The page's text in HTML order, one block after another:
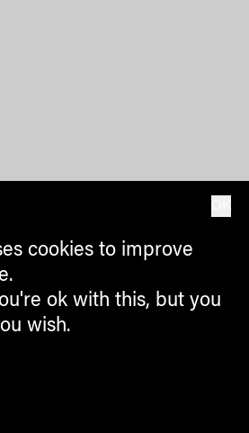
cookies to improve
ok with this, but you
wish.